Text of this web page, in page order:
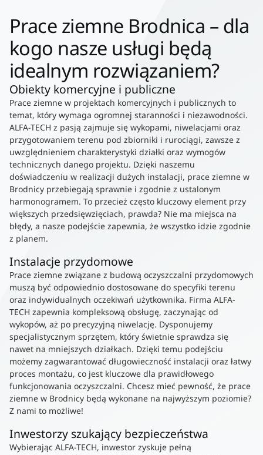
Prace ziemne Brodnica – dla
kogo nasze usługi będą
idealnym rozwiązaniem?
Obiekty komercyjne i publiczne
Prace ziemne w projektach komercyjnych i publicznych to
temat, który wymaga ogromnej staranności i niezawodności.
ALFA-TECH z pasją zajmuje się wykopami, niwelacjami oraz
przygotowaniem terenu pod zbiorniki i rurociągi, zawsze z
uwzględnieniem charakterystyki działki oraz wymogów
technicznych danego projektu. Dzięki naszemu
doświadczeniu w realizacji dużych instalacji, prace ziemne w
Brodnicy przebiegają sprawnie i zgodnie z ustalonym
harmonogramem. To przecież często kluczowy element przy
większych przedsięwzięciach, prawda? Nie ma miejsca na
błędy, a nasze podejście zapewnia, że wszystko idzie zgodnie
z planem.
Instalacje przydomowe
Prace ziemne związane z budową oczyszczalni przydomowych
muszą być odpowiednio dostosowane do specyfiki terenu
oraz indywidualnych oczekiwań użytkownika. Firma ALFA-
TECH zapewnia kompleksową obsługę, zaczynając od
wykopów, aż po precyzyjną niwelację. Dysponujemy
specjalistycznym sprzętem, który świetnie sprawdza się
nawet na mniejszych działkach. Dzięki temu podejściu
możemy zagwarantować długowieczność instalacji oraz łatwy
proces montażu, co jest kluczowe dla prawidłowego
funkcjonowania oczyszczalni. Chcesz mieć pewność, że prace
ziemne w Brodnicy będą wykonane na najwyższym poziomie?
Z nami to możliwe!
Inwestorzy szukający bezpieczeństwa
Wybierając ALFA-TECH, inwestor zyskuje pełną